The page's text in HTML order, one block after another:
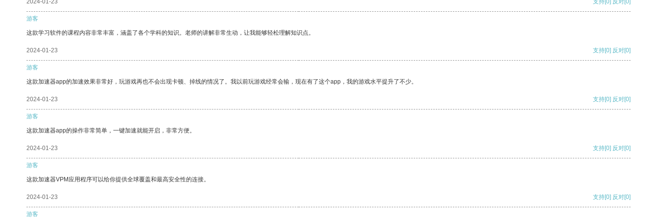
2024-01-23 支持[0] 反对[0]
游客
这款学习软件的课程内容非常丰富，涵盖了各个学科的知识。老师的讲解非常生动，让我能够轻松理解知识点。
2024-01-23 支持[0] 反对[0]
游客
这款加速器app的加速效果非常好，玩游戏再也不会出现卡顿、掉线的情况了。我以前玩游戏经常会输，现在有了这个app，我的游戏水平提升了不少。
2024-01-23 支持[0] 反对[0]
游客
这款加速器app的操作非常简单，一键加速就能开启，非常方便。
2024-01-23 支持[0] 反对[0]
游客
这款加速器VPM应用程序可以给你提供全球覆盖和最高安全性的连接。
2024-01-23 支持[0] 反对[0]
游客